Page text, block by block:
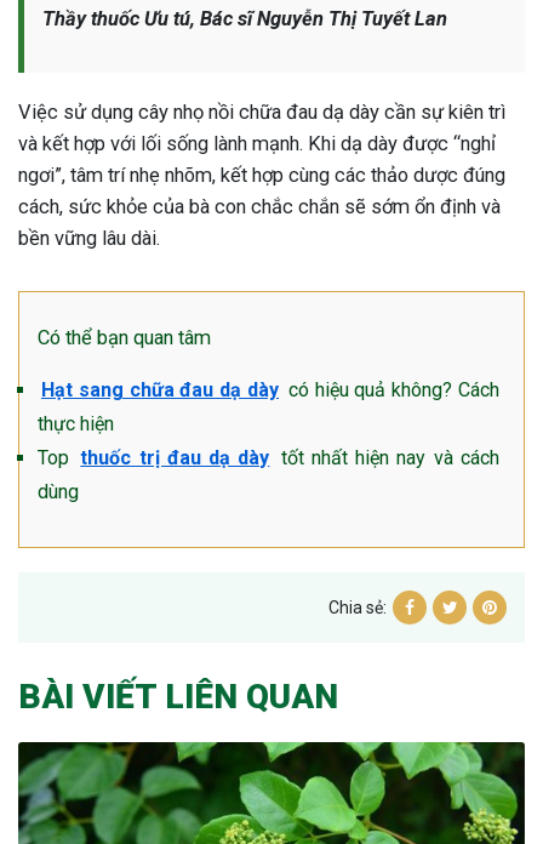
Thầy thuốc Ưu tú, Bác sĩ Nguyễn Thị Tuyết Lan
Việc sử dụng cây nhọ nồi chữa đau dạ dày cần sự kiên trì
và kết hợp với lối sống lành mạnh. Khi dạ dày được “nghỉ
ngơi”, tâm trí nhẹ nhõm, kết hợp cùng các thảo dược đúng
cách, sức khỏe của bà con chắc chắn sẽ sớm ổn định và
bền vững lâu dài.
Có thể bạn quan tâm
Hạt sang chữa đau dạ dày có hiệu quả không? Cách
thực hiện
Top thuốc trị đau dạ dày tốt nhất hiện nay và cách
dùng
Chia sẻ:
BÀI VIẾT LIÊN QUAN